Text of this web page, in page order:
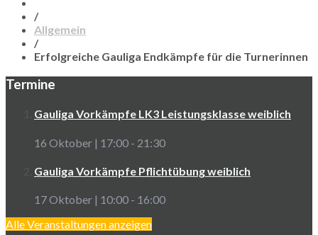
/
Allgemein
/
Erfolgreiche Gauliga Endkämpfe für die Turnerinnen
Termine
Gauliga Vorkämpfe LK3 Leistungsklasse weiblich
16 Oktober | 17:00 - 21:30
Gauliga Vorkämpfe Pflichtübung weiblich
17 Oktober | 10:00 - 16:00
Alle Veranstaltungen anzeigen